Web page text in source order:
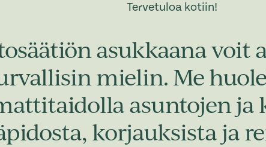
Tervetuloa kotiin!
asukkaana voit
mielin. Me
asuntojen ja
korjauksista ja